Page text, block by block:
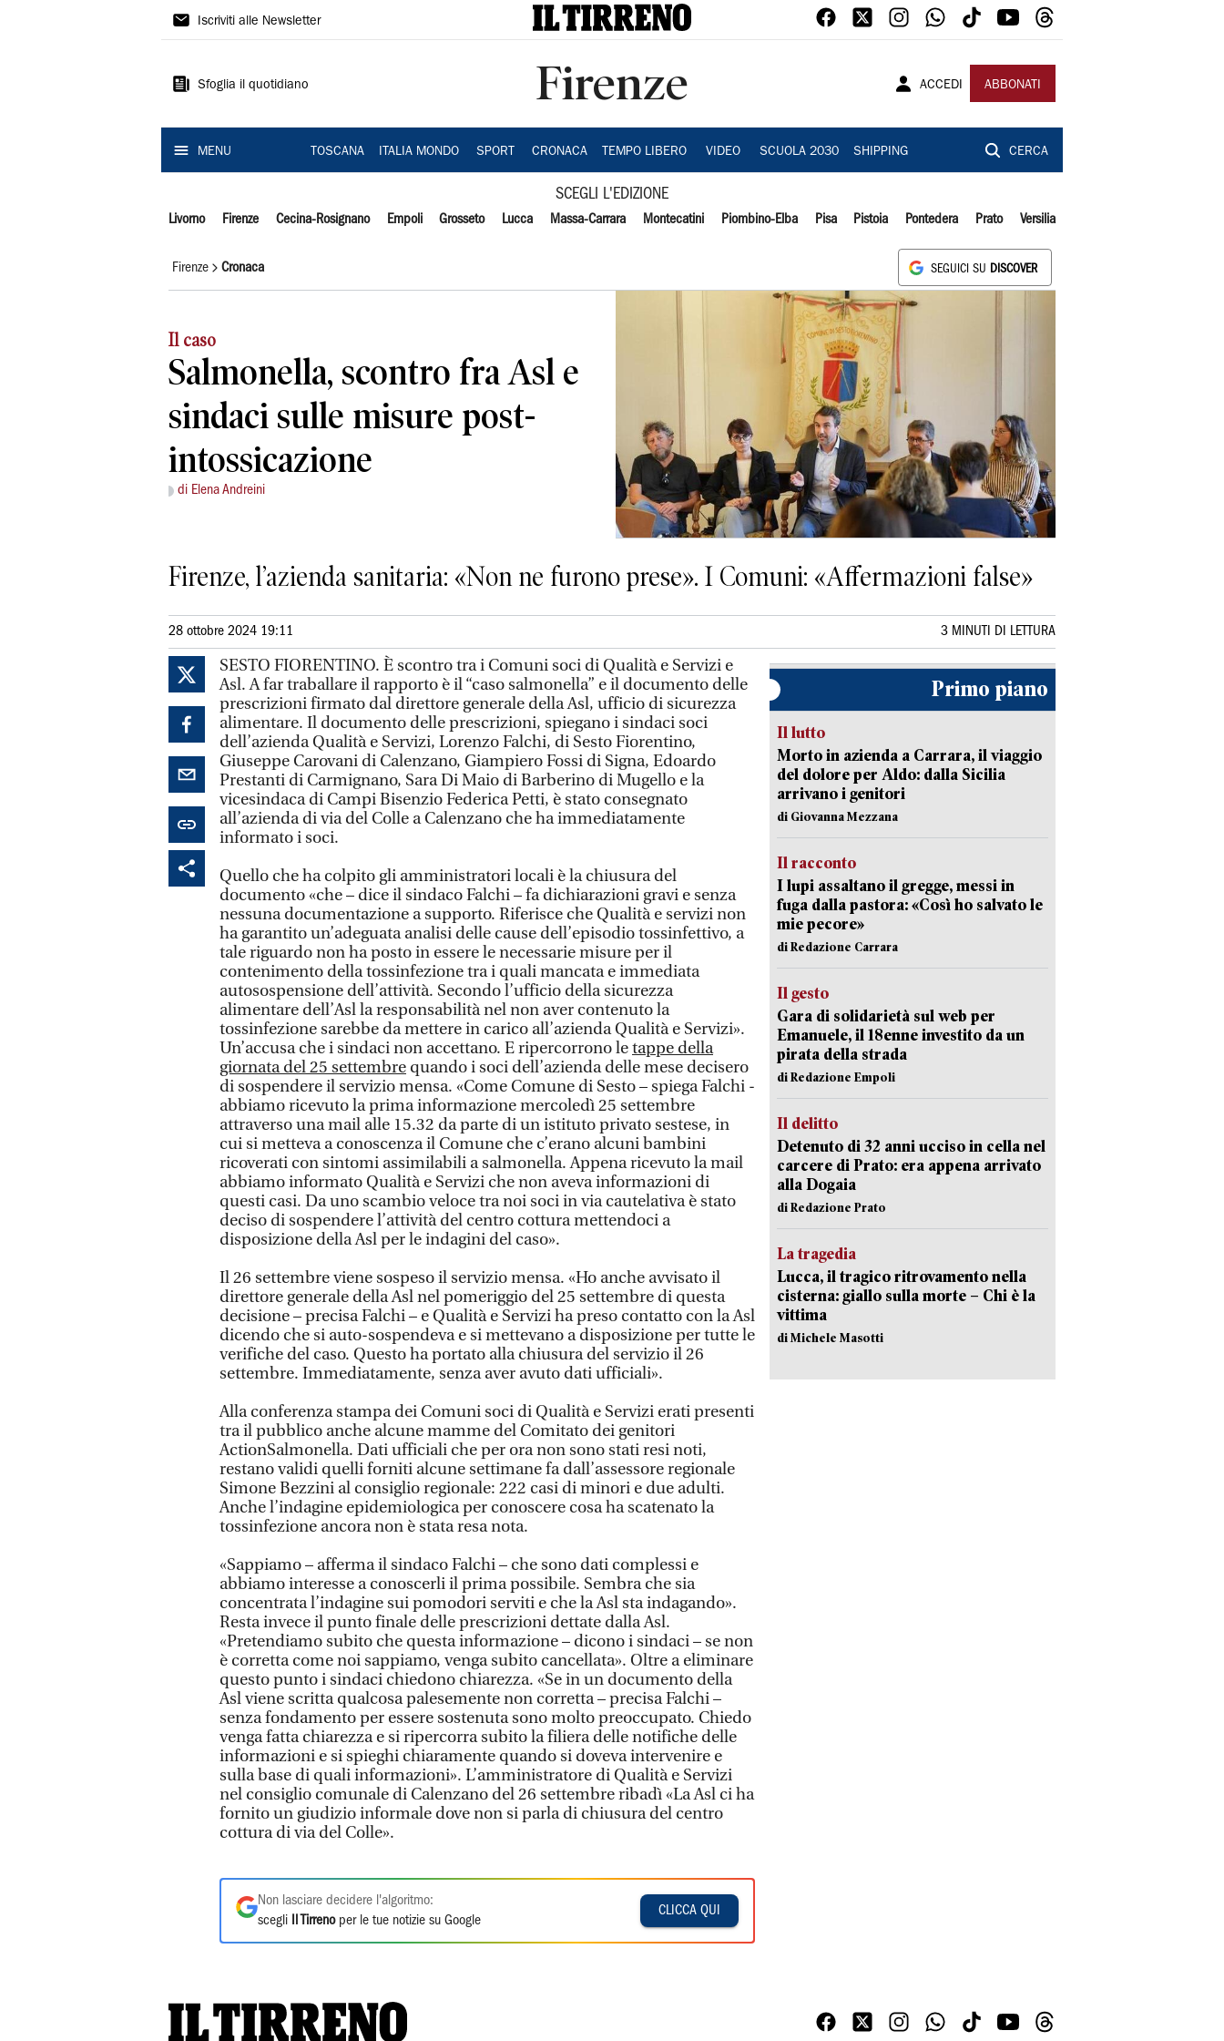
Il
Iscriviti alle Newsletter
Sfoglia il quotidiano Firenze ACCEDI ABBONATI
MENU TOSCANA ITALIA MONDO SPORT CRONACA TEMPO LIBERO VIDEO SCUOLA 2030 SHIPPING CERCA
SCEGLI L'EDIZIONE
Livorno Firenze Cecina-Rosignano Empoli Grosseto Lucca Massa-Carrara Montecatini Piombino-Elba Pisa Pistoia Pontedera Prato Versilia
Firenze Cronaca SEGUICI SU DISCOVER
Il caso
Salmonella, scontro fra Asl e
sindaci sulle misure post-
intossicazione
di Elena Andreini
Firenze, l’azienda sanitaria: «Non ne furono prese». I Comuni: «Affermazioni false»
28 ottobre 2024 19:11 3 MINUTI DI LETTURA
SESTO FIORENTINO. È scontro tra i Comuni soci di Qualità e Servizi e
Asl. A far traballare il rapporto è il “caso salmonella” e il documento delle
prescrizioni firmato dal direttore generale della Asl, ufficio di sicurezza
alimentare. Il documento delle prescrizioni, spiegano i sindaci soci
dell’azienda Qualità e Servizi, Lorenzo Falchi, di Sesto Fiorentino,
Giuseppe Carovani di Calenzano, Giampiero Fossi di Signa, Edoardo
Prestanti di Carmignano, Sara Di Maio di Barberino di Mugello e la
vicesindaca di Campi Bisenzio Federica Petti, è stato consegnato
all’azienda di via del Colle a Calenzano che ha immediatamente
informato i soci.
Quello che ha colpito gli amministratori locali è la chiusura del
documento «che – dice il sindaco Falchi – fa dichiarazioni gravi e senza
nessuna documentazione a supporto. Riferisce che Qualità e servizi non
ha garantito un’adeguata analisi delle cause dell’episodio tossinfettivo, a
tale riguardo non ha posto in essere le necessarie misure per il
contenimento della tossinfezione tra i quali mancata e immediata
autosospensione dell’attività. Secondo l’ufficio della sicurezza
alimentare dell’Asl la responsabilità nel non aver contenuto la
tossinfezione sarebbe da mettere in carico all’azienda Qualità e Servizi».
Un’accusa che i sindaci non accettano. E ripercorrono letappe della
giornata del 25 settembre quando i soci dell’azienda delle mese decisero
di sospendere il servizio mensa. «Come Comune di Sesto – spiega Falchi -
abbiamo ricevuto la prima informazione mercoledì 25 settembre
attraverso una mail alle 15.32 da parte di un istituto privato sestese, in
cui si metteva a conoscenza il Comune che c’erano alcuni bambini
ricoverati con sintomi assimilabili a salmonella. Appena ricevuto la mail
abbiamo informato Qualità e Servizi che non aveva informazioni di
questi casi. Da uno scambio veloce tra noi soci in via cautelativa è stato
deciso di sospendere l’attività del centro cottura mettendoci a
disposizione della Asl per le indagini del caso».
Il 26 settembre viene sospeso il servizio mensa. «Ho anche avvisato il
direttore generale della Asl nel pomeriggio del 25 settembre di questa
decisione – precisa Falchi – e Qualità e Servizi ha preso contatto con la Asl
dicendo che si auto-sospendeva e si mettevano a disposizione per tutte le
verifiche del caso. Questo ha portato alla chiusura del servizio il 26
settembre. Immediatamente, senza aver avuto dati ufficiali».
Alla conferenza stampa dei Comuni soci di Qualità e Servizi erati presenti
tra il pubblico anche alcune mamme del Comitato dei genitori
ActionSalmonella. Dati ufficiali che per ora non sono stati resi noti,
restano validi quelli forniti alcune settimane fa dall’assessore regionale
Simone Bezzini al consiglio regionale: 222 casi di minori e due adulti.
Anche l’indagine epidemiologica per conoscere cosa ha scatenato la
tossinfezione ancora non è stata resa nota.
«Sappiamo – afferma il sindaco Falchi – che sono dati complessi e
abbiamo interesse a conoscerli il prima possibile. Sembra che sia
concentrata l’indagine sui pomodori serviti e che la Asl sta indagando».
Resta invece il punto finale delle prescrizioni dettate dalla Asl.
«Pretendiamo subito che questa informazione – dicono i sindaci – se non
è corretta come noi sappiamo, venga subito cancellata». Oltre a eliminare
questo punto i sindaci chiedono chiarezza. «Se in un documento della
Asl viene scritta qualcosa palesemente non corretta – precisa Falchi –
senza fondamento per essere sostenuta sono molto preoccupato. Chiedo
venga fatta chiarezza e si ripercorra subito la filiera delle notifiche delle
informazioni e si spieghi chiaramente quando si doveva intervenire e
sulla base di quali informazioni». L’amministratore di Qualità e Servizi
nel consiglio comunale di Calenzano del 26 settembre ribadì «La Asl ci ha
fornito un giudizio informale dove non si parla di chiusura del centro
cottura di via del Colle».
Non lasciare decidere l'algoritmo:
scegli
Il Tirrenoper le tue notizie su Google
CLICCA QUI
Primo piano
Il lutto
Morto in azienda a Carrara, il viaggio
del dolore per Aldo: dalla Sicilia
arrivano i genitori
di Giovanna Mezzana
Il racconto
I lupi assaltano il gregge, messi in
fuga dalla pastora: «Così ho salvato le
mie pecore»
di Redazione Carrara
Il gesto
Gara di solidarietà sul web per
Emanuele, il 18enne investito da un
pirata della strada
di Redazione Empoli
Il delitto
Detenuto di 32 anni ucciso in cella nel
carcere di Prato: era appena arrivato
alla Dogaia
di Redazione Prato
La tragedia
Lucca, il tragico ritrovamento nella
cisterna: giallo sulla morte – Chi è la
vittima
di Michele Masotti